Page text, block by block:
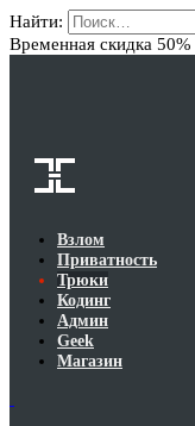
Найти:
Временная скидка 50%
Взлом
Приватность
Трюки
Кодинг
Админ
Geek
Магазин